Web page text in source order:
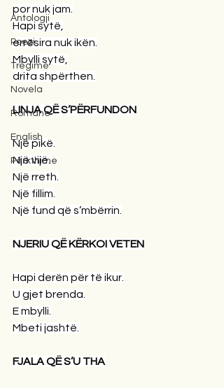
Antologji
Poezi
Tregime
Novela
Romane
English
Përkthime
por nuk jam.
Hapi sytë,
errësira nuk ikën.
Mbylli sytë,
drita shpërthen.
LINJA QË S’PËRFUNDON
Një pikë.
Një vijë.
Një rreth.
Një fillim.
Një fund që s’mbërrin.
NJERIU QË KËRKOI VETEN
Hapi derën për të ikur.
U gjet brenda.
E mbylli.
Mbeti jashtë.
FJALA QË S’U THA